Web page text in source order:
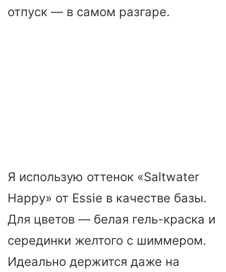
отпуск — в самом разгаре.
Я использую оттенок «Saltwater
Happy» от Essie в качестве базы.
Для цветов — белая гель-краска и
серединки желтого с шиммером.
Идеально держится даже на